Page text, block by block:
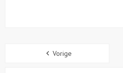
Vorige